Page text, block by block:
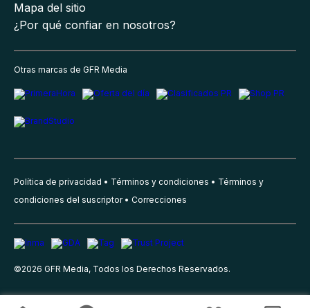
Mapa del sitio
¿Por qué confiar en nosotros?
Otras marcas de GFR Media
Política de privacidad Términos y condiciones
Términos y
condiciones del suscriptor
Correcciones
©2026 GFR Media, Todos los Derechos Reservados.